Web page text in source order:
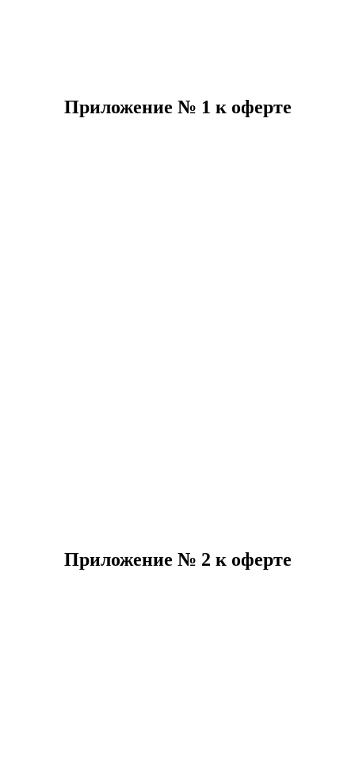
Приложение № 1 к оферте
Приложение № 2 к оферте